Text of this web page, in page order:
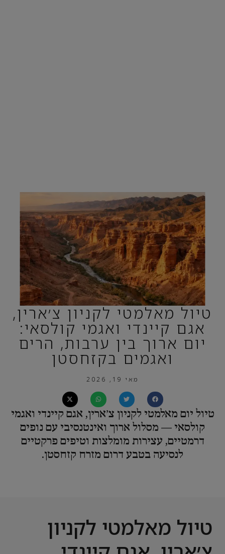
טיול מאלמטי לקניון צ׳ארין,
אגם קיינדי ואגמי קולסאי:
יום ארוך בין ערבות, הרים
ואגמים בקזחסטן
מאי 19, 2026
טיול יום מאלמטי לקניון צ׳ארין, אגם קיינדי ואגמי
קולסאי — מסלול ארוך ואינטנסיבי עם נופים
דרמטיים, עצירות מומלצות וטיפים פרקטיים
לנסיעה בטבע דרום מזרח קזחסטן.
טיול מאלמטי לקניון